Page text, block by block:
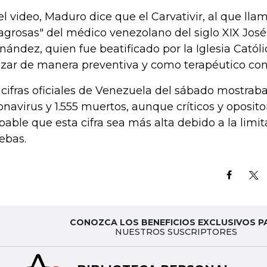
video, Maduro dice que el Carvativir, al que
del médico venezolano del siglo XIX
quien fue beatificado por la Iglesia
de manera preventiva y como terapéutico
oficiales de Venezuela del sábado
y 1.555 muertos, aunque críticos y
que esta cifra sea más alta debido a la
CONOZCA LOS BENEFICIOS EXCLUSIVOS
NUESTROS SUSCRIPTORES